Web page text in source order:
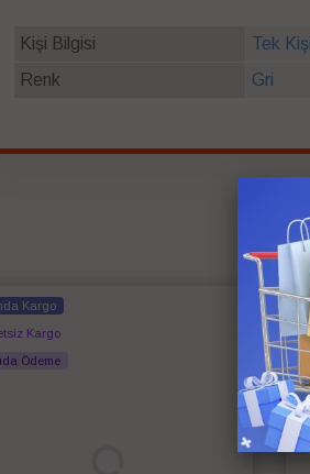
Kişi Bilgisi Tek
Renk
Gri
Kargo
Kargo
Ödeme